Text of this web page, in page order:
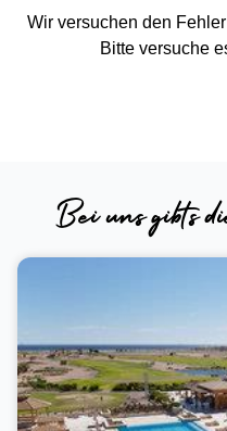
Wir versuchen den
Bitte versuche
Bei uns gibts